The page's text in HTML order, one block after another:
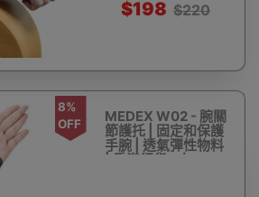
$198 $220
8%
OFF
MEDEX W02 - 腕關
節護托 | 固定和保護
手腕 | 透氣彈性物料
| 香港行貨 - 左